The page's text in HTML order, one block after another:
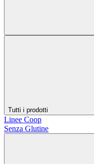
Tutti i prodotti
Linee Coop
Senza Glutine